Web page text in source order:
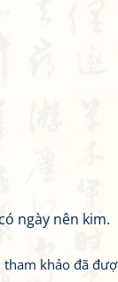
ngày nên kim.
khảo đã